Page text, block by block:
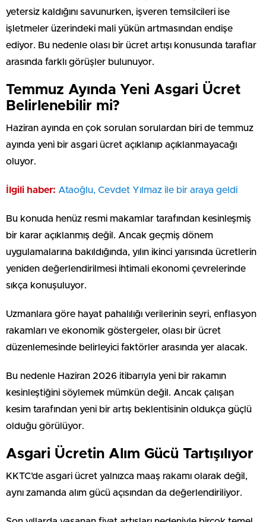
yetersiz kaldığını savunurken, işveren temsilcileri ise
işletmeler üzerindeki mali yükün artmasından endişe
ediyor. Bu nedenle olası bir ücret artışı konusunda taraflar
arasında farklı görüşler bulunuyor.
Temmuz Ayında Yeni Asgari Ücret
Belirlenebilir mi?
Haziran ayında en çok sorulan sorulardan biri de temmuz
ayında yeni bir asgari ücret açıklanıp açıklanmayacağı
oluyor.
İlgili haber: Ataoğlu, Cevdet Yılmaz ile bir araya geldi
Bu konuda henüz resmi makamlar tarafından kesinleşmiş
bir karar açıklanmış değil. Ancak geçmiş dönem
uygulamalarına bakıldığında, yılın ikinci yarısında ücretlerin
yeniden değerlendirilmesi ihtimali ekonomi çevrelerinde
sıkça konuşuluyor.
Uzmanlara göre hayat pahalılığı verilerinin seyri, enflasyon
rakamları ve ekonomik göstergeler, olası bir ücret
düzenlemesinde belirleyici faktörler arasında yer alacak.
Bu nedenle Haziran 2026 itibarıyla yeni bir rakamın
kesinleştiğini söylemek mümkün değil. Ancak çalışan
kesim tarafından yeni bir artış beklentisinin oldukça güçlü
olduğu görülüyor.
Asgari Ücretin Alım Gücü Tartışılıyor
KKTC’de asgari ücret yalnızca maaş rakamı olarak değil,
aynı zamanda alım gücü açısından da değerlendiriliyor.